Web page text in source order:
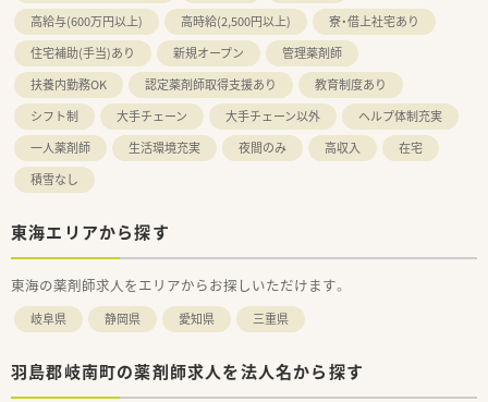
高給与(600万円以上)
高時給(2,500円以上)
寮・借上社宅あり
住宅補助(手当)あり
新規オープン
管理薬剤師
扶養内勤務OK
認定薬剤師取得支援あり
教育制度あり
シフト制
大手チェーン 大手チェーン以外
ヘルプ体制充実
一人薬剤師
生活環境充実 夜間のみ 高収入
在宅
積雪なし
東海エリアから探す
東海の薬剤師求人をエリアからお探しいただけます。
岐阜県 静岡県 愛知県 三重県
羽島郡岐南町の薬剤師求人を法人名から探す